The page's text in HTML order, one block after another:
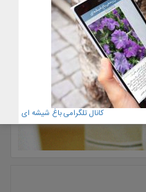
کانال تلگرامی باغ شیشه ای